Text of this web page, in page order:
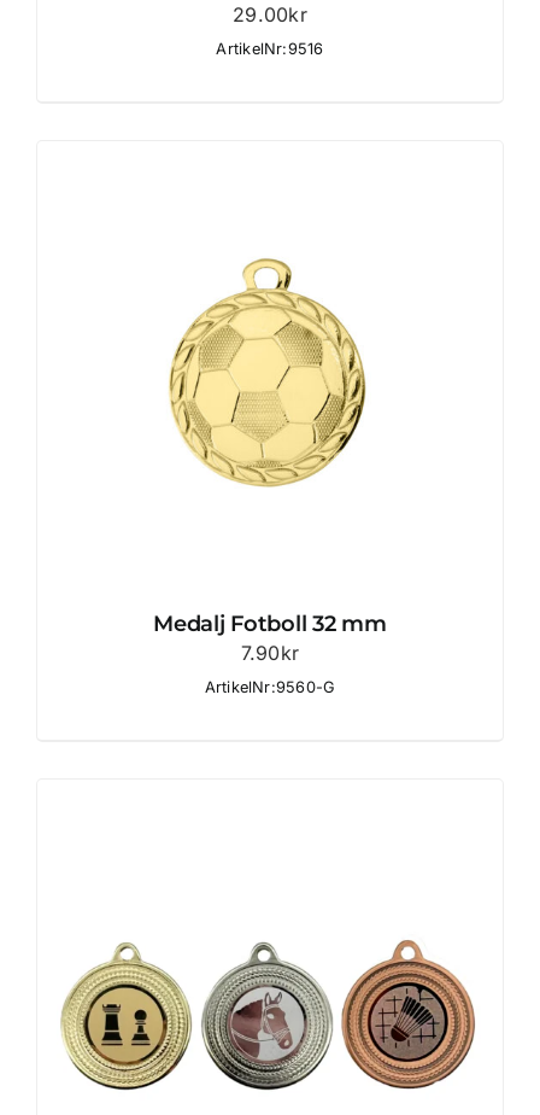
29.00kr
ArtikelNr:9516
Medalj Fotboll 32 mm
7.90kr
ArtikelNr:9560-G